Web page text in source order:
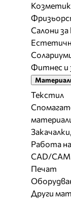
Салони
Фитнес и
Текстил
Работа
CAD/CAM
Печат
Други